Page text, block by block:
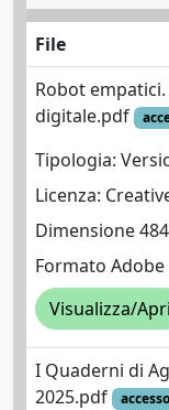
File
Robot
digitale.pdf
Tipologia:
Licenza:
Dimensione
Formato Adobe
Visualizza/Apri
I Quaderni di
2025.pdf